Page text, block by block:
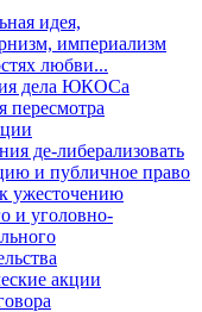
идея,
империализм
любви...
дела ЮКОСа
пересмотра
де-либерализовать
и публичное право
ужесточению
и уголовно-
акции